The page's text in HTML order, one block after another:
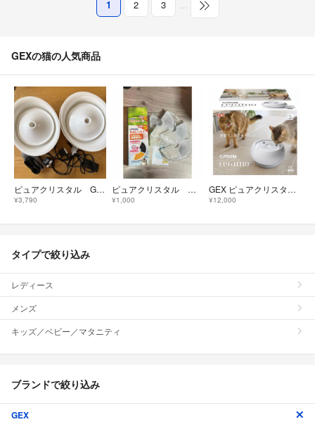
1 2 3 …
GEXの猫の人気商品
ピュアクリスタル GEX 猫 給水器 PC15WHC
¥3,790
ピュアクリスタル 軟水化フィルター 半円タイプ 4個
¥1,000
GEX ピュアクリスタル セラモ 1.8L ホワイト
¥12,000
タイプで絞り込み
レディース
メンズ
キッズ／ベビー／マタニティ
ブランドで絞り込み
GEX